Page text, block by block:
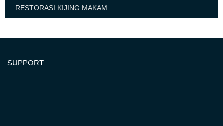
RESTORASI KIJING MAKAM
SUPPORT